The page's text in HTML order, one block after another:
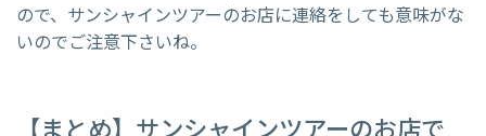
ので、サンシャインツアーのお店に連絡をしても意味がな
いのでご注意下さいね。